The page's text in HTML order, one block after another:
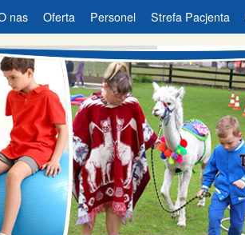
nas Oferta Personel Strefa Pacjenta